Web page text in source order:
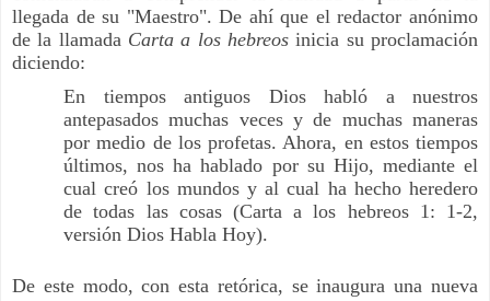
llegada de su "Maestro". De ahí que el redactor anónimo
de la llamada Carta a los hebreos inicia su proclamación
diciendo:
En tiempos antiguos Dios habló a nuestros
antepasados muchas veces y de muchas maneras
por medio de los profetas. Ahora, en estos tiempos
últimos, nos ha hablado por su Hijo, mediante el
cual creó los mundos y al cual ha hecho heredero
de todas las cosas (Carta a los hebreos 1: 1-2,
versión Dios Habla Hoy).
De este modo, con esta retórica, se inaugura una nueva